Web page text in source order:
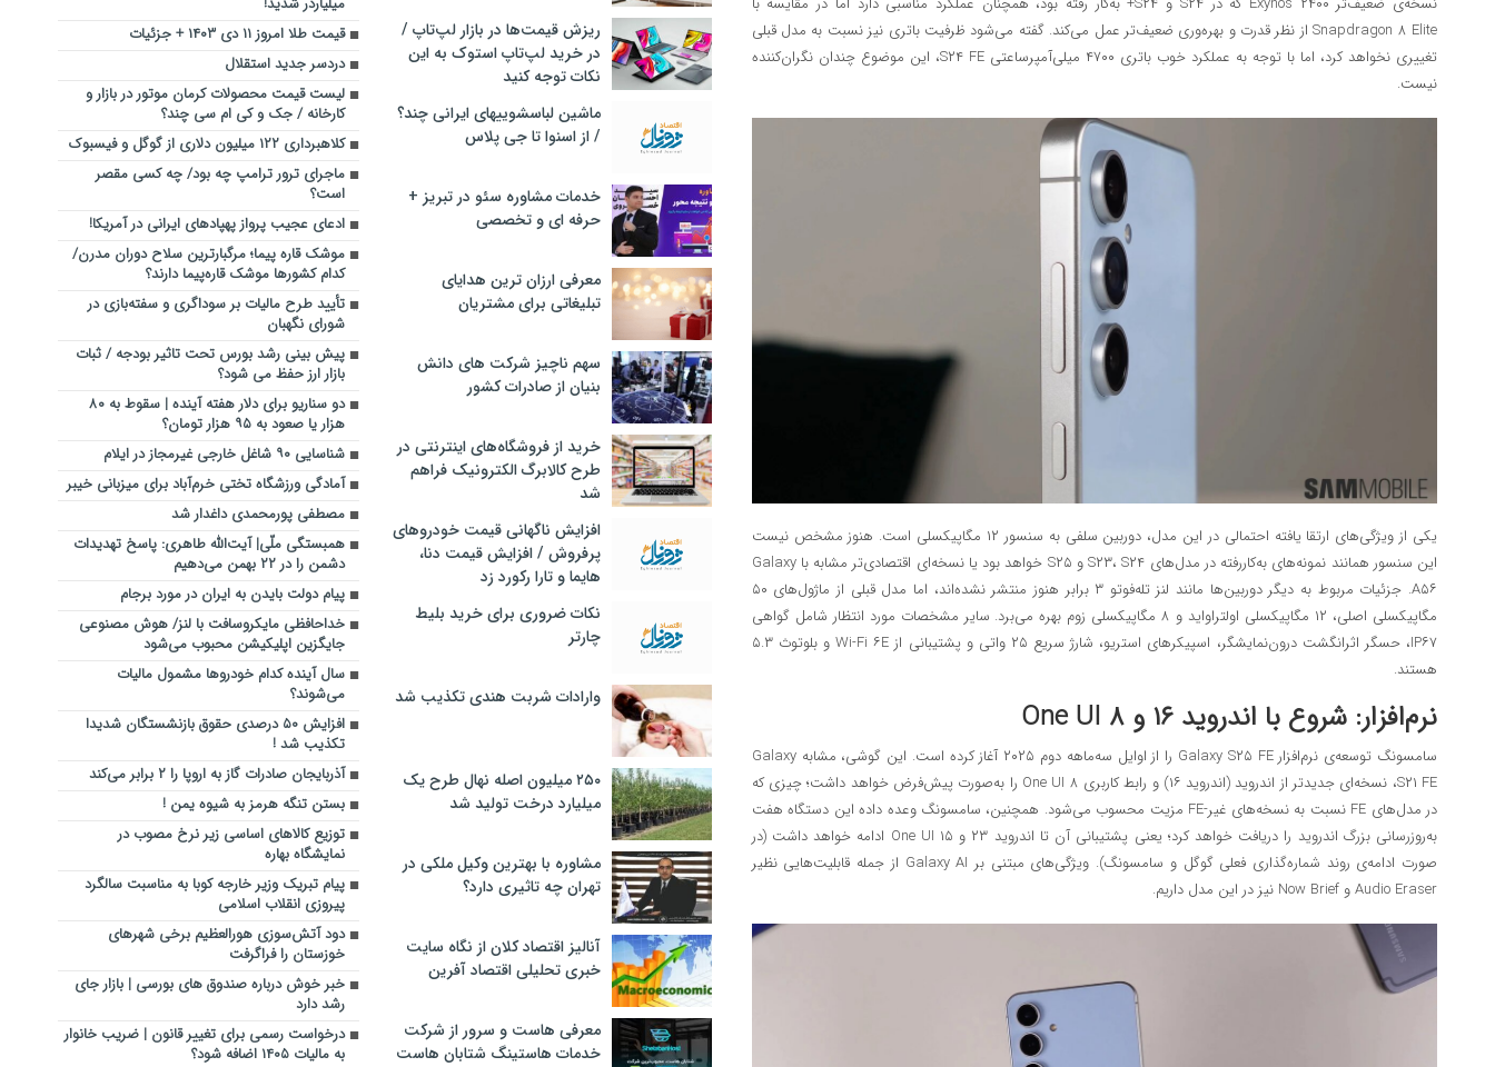
Snapdragon ۸ Elite از نظر قدرت و بهره‌وری ضعیف‌تر عمل می‌کند. گفته می‌شود ظرفیت باتری نیز نسبت به مدل قبلی
تغییری نخواهد کرد، اما با توجه به عملکرد خوب باتری ۴۷۰۰ میلی‌آمپرساعتی S۲۴ FE، این موضوع چندان نگران‌کننده
نیست.
یکی از ویژگی‌های ارتقا یافته احتمالی در این مدل، دوربین سلفی به سنسور ۱۲ مگاپیکسلی است. هنوز مشخص نیست
این سنسور همانند نمونه‌های به‌کاررفته در مدل‌های S۲۳، S۲۴ و S۲۵ خواهد بود یا نسخه‌ای اقتصادی‌تر مشابه با Galaxy
A۵۶. جزئیات مربوط به دیگر دوربین‌ها مانند لنز تله‌فوتو ۳ برابر هنوز منتشر نشده‌اند، اما مدل قبلی از ماژول‌های ۵۰
مگاپیکسلی اصلی، ۱۲ مگاپیکسلی اولتراواید و ۸ مگاپیکسلی زوم بهره می‌برد. سایر مشخصات مورد انتظار شامل گواهی
IP۶۷، حسگر اثرانگشت درون‌نمایشگر، اسپیکرهای استریو، شارژ سریع ۲۵ واتی و پشتیبانی از Wi-Fi ۶E و بلوتوث ۵.۳
هستند.
نرم‌افزار: شروع با اندروید ۱۶ و One UI ۸
سامسونگ توسعه‌ی نرم‌افزار Galaxy S۲۵ FE را از اوایل سه‌ماهه دوم ۲۰۲۵ آغاز کرده است. این گوشی، مشابه Galaxy
S۲۱ FE، نسخه‌ای جدیدتر از اندروید (اندروید ۱۶) و رابط کاربری One UI ۸ را به‌صورت پیش‌فرض خواهد داشت؛ چیزی که
در مدل‌های FE نسبت به نسخه‌های غیر-FE مزیت محسوب می‌شود. همچنین، سامسونگ وعده داده این دستگاه هفت
به‌روزرسانی بزرگ اندروید را دریافت خواهد کرد؛ یعنی پشتیبانی آن تا اندروید ۲۳ و One UI ۱۵ ادامه خواهد داشت (در
صورت ادامه‌ی روند شماره‌گذاری فعلی گوگل و سامسونگ). ویژگی‌های مبتنی بر Galaxy AI از جمله قابلیت‌هایی نظیر
Audio Eraser و Now Brief نیز در این مدل داریم.
ریزش قیمت‌ها در بازار لپ‌تاپ /
در خرید لپ‌تاپ استوک به این
نکات توجه کنید
ماشین لباسشویی‎های ایرانی چند؟
/ از اسنوا تا جی پلاس
خدمات مشاوره سئو در تبریز +
حرفه ای و تخصصی
معرفی ارزان ترین هدایای
تبلیغاتی برای مشتریان
سهم ناچیز شرکت های دانش
بنیان از صادرات کشور
خرید از فروشگاه‌های اینترنتی در
طرح کالابرگ الکترونیک فراهم
شد
افزایش ناگهانی قیمت خودروهای
پرفروش / افزایش قیمت دنا،
هایما و تارا رکورد زد
نکات ضروری برای خرید بلیط
چارتر
وارادات شربت هندی تکذیب شد
۲۵۰ میلیون اصله نهال طرح یک
میلیارد درخت تولید شد
مشاوره با بهترین وکیل ملکی در
تهران چه تاثیری دارد؟
آنالیز اقتصاد کلان از نگاه سایت
خبری تحلیلی اقتصاد آفرین
معرفی هاست و سرور از شرکت
خدمات هاستینگ شتابان هاست
قیمت طلا امروز ۱۱ دی ۱۴۰۳ + جزئیات
دردسر جدید استقلال
لیست قیمت محصولات کرمان موتور در بازار و
کارخانه / جک و کی‌ ام‌ سی چند؟
کلاهبرداری ۱۲۲ میلیون دلاری از گوگل و فیسبوک
ماجرای ترور ترامپ چه بود/ چه کسی مقصر
است؟
ادعای عجیب پرواز پهپادهای ایرانی در آمریکا!
موشک قاره پیما؛ مرگبارترین سلاح دوران مدرن/
کدام کشورها موشک قاره‌پیما دارند؟
تأیید طرح مالیات بر سوداگری و سفته‌بازی در
شورای نگهبان
پیش بینی رشد بورس تحت تاثیر بودجه / ثبات
بازار ارز حفظ می شود؟
دو سناریو برای دلار هفته آینده | سقوط به ۸۰
هزار یا صعود به ۹۵ هزار تومان؟
شناسایی ۹۰ شاغل خارجی غیرمجاز در ایلام
آمادگی ورزشگاه تختی خرم‌آباد برای میزبانی خیبر
مصطفی پورمحمدی داغدار شد
همبستگی ملّی| آیت‌الله طاهری: پاسخ تهدیدات
دشمن را در ۲۲ بهمن می‌دهیم
پیام دولت بایدن به ایران در مورد برجام
خداحافظی مایکروسافت با لنز/ هوش مصنوعی
جایگزین اپلیکیشن محبوب می‌شود
سال آینده کدام خودروها مشمول مالیات
می‌شوند؟
افزایش ۵۰ درصدی حقوق بازنشستگان شدیدا
تکذیب شد !
آذربایجان صادرات گاز به اروپا را ۲ برابر می‌کند
بستن تنگه هرمز به شیوه یمن !
توزیع کالاهای اساسی زیر نرخ مصوب در
نمایشگاه بهاره
پیام تبریک وزیر خارجه کوبا به مناسبت سالگرد
پیروزی انقلاب اسلامی
دود آتش‌سوزی هورالعظیم برخی شهرهای
خوزستان را فراگرفت
خبر خوش درباره صندوق های بورسی | بازار جای
رشد دارد
درخواست رسمی برای تغییر قانون | ضریب خانوار
به مالیات ۱۴۰۵ اضافه شود؟